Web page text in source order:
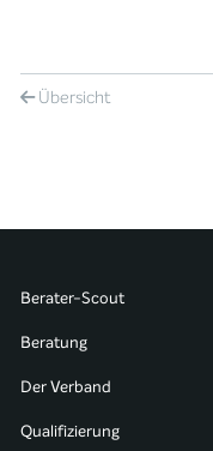
Übersicht
Berater-Scout
Beratung
Der Verband
Qualifizierung